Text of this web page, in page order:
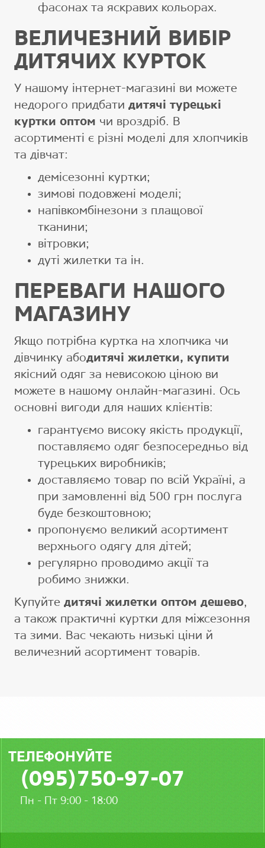
фасонах та яскравих кольорах.
ВЕЛИЧЕЗНИЙ ВИБІР
ДИТЯЧИХ КУРТОК
У нашому інтернет-магазині ви можете
недорого придбати дитячі турецькі
куртки оптом чи вроздріб. В
асортименті є різні моделі для хлопчиків
та дівчат:
демісезонні куртки;
зимові подовжені моделі;
напівкомбінезони з плащової
тканини;
вітровки;
дуті жилетки та ін.
ПЕРЕВАГИ НАШОГО
МАГАЗИНУ
Якщо потрібна куртка на хлопчика чи
дівчинку абодитячі жилетки, купити
якісний одяг за невисокою ціною ви
можете в нашому онлайн-магазині. Ось
основні вигоди для наших клієнтів:
гарантуємо високу якість продукції,
поставляємо одяг безпосередньо від
турецьких виробників;
доставляємо товар по всій Україні, а
при замовленні від 500 грн послуга
буде безкоштовною;
пропонуємо великий асортимент
верхнього одягу для дітей;
регулярно проводимо акції та
робимо знижки.
Купуйте дитячі жилетки оптом дешево,
а також практичні куртки для міжсезоння
та зими. Вас чекають низькі ціни й
величезний асортимент товарів.
ТЕЛЕФОНУЙТЕ
(095)750-97-07
Пн - Пт 9:00 - 18:00